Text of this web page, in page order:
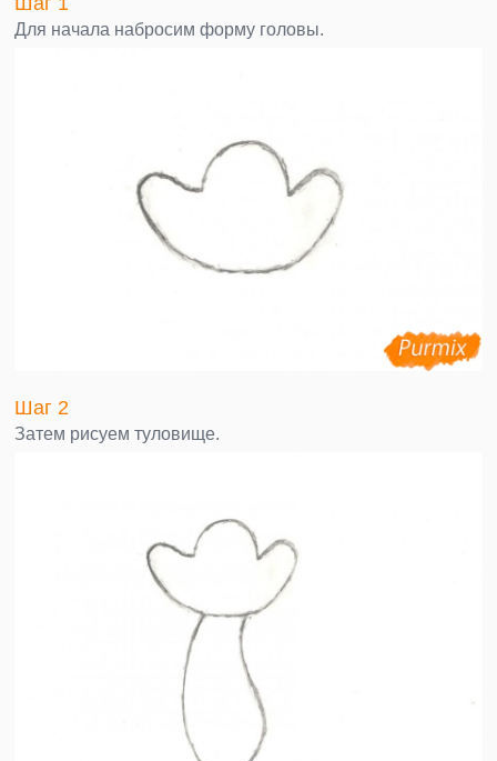
Для начала набросим форму головы.
Шаг 2
Затем рисуем туловище.